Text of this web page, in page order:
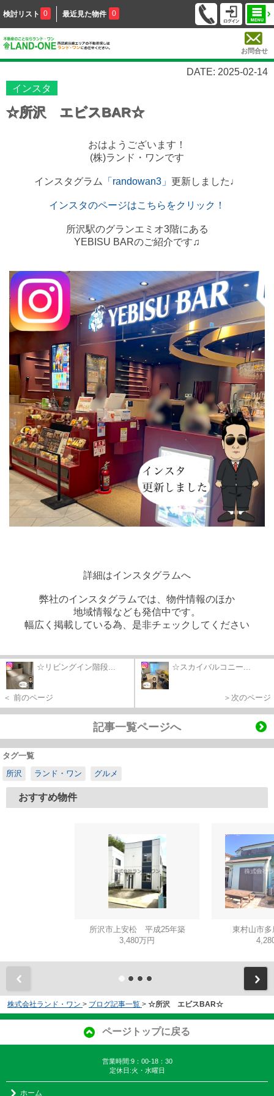
検討リスト 0 最近見た物件 0
お問合せ
DATE: 2025-02-14
インスタ
☆所沢 エビスBAR☆
おはようございます！
(株)ランド・ワンです
インスタグラム 「randowan3」 更新しました♩
インスタのページはこちらをクリック！
所沢駅のグランエミオ3階にある
YEBISU BARのご紹介です♫
詳細はインスタグラムへ
弊社のインスタグラムでは、物件情報のほか
地域情報なども発信中です。
幅広く掲載している為、是非チェックしてください
☆リビングイン階段...
＜ 前のページ
☆スカイバルコニー...
＞次のページ
記事一覧ページへ
タグ一覧
所沢
ランド・ワン グルメ
おすすめ物件
所沢市上安松 平成25年築
3,480万円
東村山市
株式会社ランド・ワン > ブログ記事一覧 > ☆所沢 エビスBAR☆
ページトップに戻る
営業時間:9：00-18：30
定休日:火・水曜日
ホーム